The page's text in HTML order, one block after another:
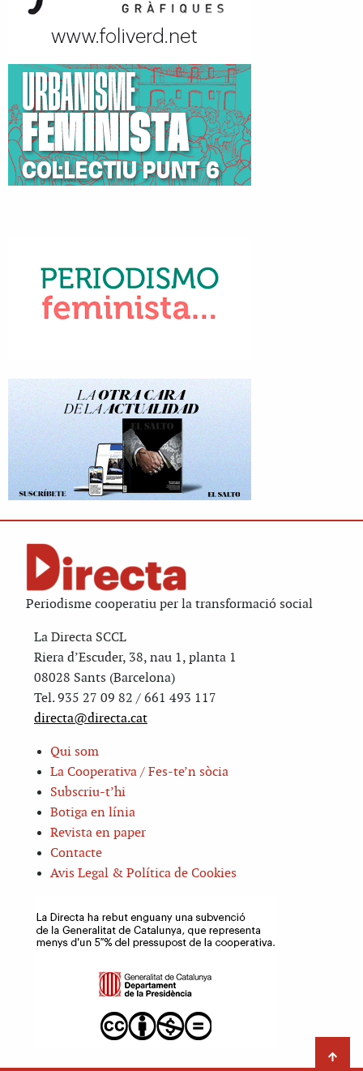
Periodisme cooperatiu per la transformació social
La Directa SCCL
Riera d’Escuder, 38, nau 1, planta 1
08028 Sants (Barcelona)
Tel. 935 27 09 82 / 661 493 117
directa@directa.cat
Qui som
La Cooperativa / Fes-te’n sòcia
Subscriu-t’hi
Botiga en línia
Revista en paper
Contacte
Avis Legal & Política de Cookies